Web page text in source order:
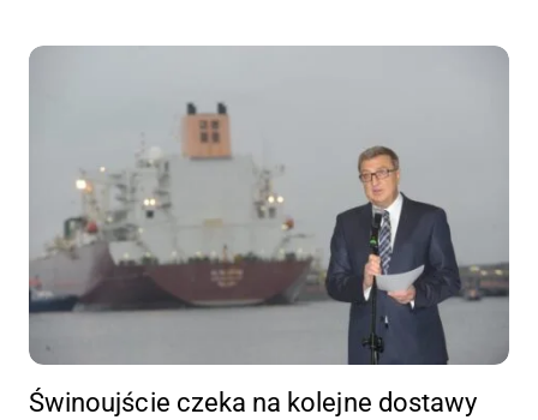
Świnoujście czeka na kolejne dostawy